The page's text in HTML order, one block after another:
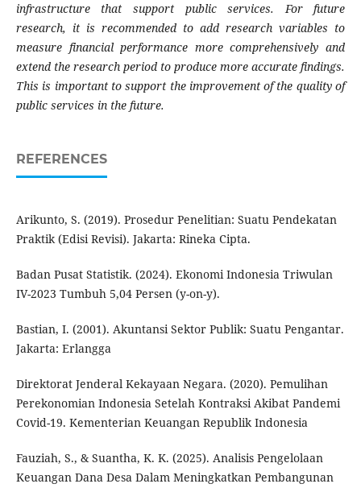
infrastructure that support public services. For future
research, it is recommended to add research variables to
measure financial performance more comprehensively and
extend the research period to produce more accurate findings.
This is important to support the improvement of the quality of
public services in the future.
REFERENCES
Arikunto, S. (2019). Prosedur Penelitian: Suatu Pendekatan
Praktik (Edisi Revisi). Jakarta: Rineka Cipta.
Badan Pusat Statistik. (2024). Ekonomi Indonesia Triwulan
IV-2023 Tumbuh 5,04 Persen (y-on-y).
Bastian, I. (2001). Akuntansi Sektor Publik: Suatu Pengantar.
Jakarta: Erlangga
Direktorat Jenderal Kekayaan Negara. (2020). Pemulihan
Perekonomian Indonesia Setelah Kontraksi Akibat Pandemi
Covid-19. Kementerian Keuangan Republik Indonesia
Fauziah, S., & Suantha, K. K. (2025). Analisis Pengelolaan
Keuangan Dana Desa Dalam Meningkatkan Pembangunan